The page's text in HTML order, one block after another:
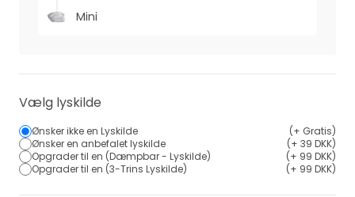
Mini
Vælg lyskilde
Ønsker ikke en Lyskilde
(+ Gratis)
Ønsker en anbefalet lyskilde
(+ 39 DKK)
Opgrader til en (Dæmpbar - Lyskilde)
(+ 99 DKK)
Opgrader til en (3-Trins Lyskilde)
(+ 99 DKK)